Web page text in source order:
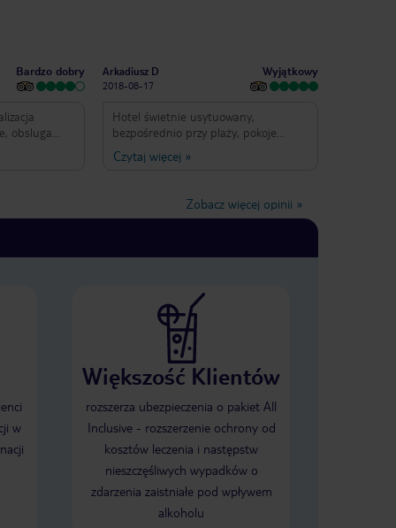
Bardzo dobry
obsluga
co robic
przy
Arkadiusz D
2018-08-17
Wyjątkowy
Hotel świetnie usytuowany,
bezpośrednio przy plaży, pokoje
czyste i funkcjonalne, minus to brak
balkonu oraz mały basen. Obsługa
smaczne ale typowo hotelowe,
wszystkie napoje i drinki w opcji all
Czytaj więcej »
Zobacz więcej opinii »
w
Większość Klientów
rozszerza ubezpieczenia o pakiet All
Inclusive - rozszerzenie ochrony od
kosztów leczenia i następstw
nieszczęśliwych wypadków o
zdarzenia zaistniałe pod wpływem
alkoholu